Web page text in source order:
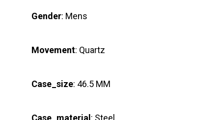
Gender: Mens
Movement: Quartz
Case_size: 46.5 MM
Case_material: Steel